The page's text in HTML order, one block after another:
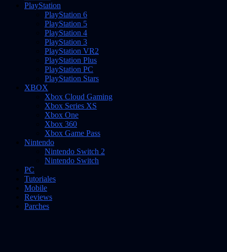
PlayStation
PlayStation 6
PlayStation 5
PlayStation 4
PlayStation 3
PlayStation VR2
PlayStation Plus
PlayStation PC
PlayStation Stars
XBOX
Xbox Cloud Gaming
Xbox Series XS
Xbox One
Xbox 360
Xbox Game Pass
Nintendo
Nintendo Switch 2
Nintendo Switch
PC
Tutoriales
Mobile
Reviews
Parches